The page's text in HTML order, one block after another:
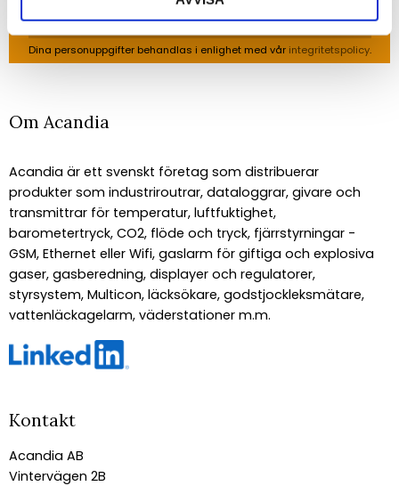
PRENUMERERA
Dina personuppgifter behandlas i enlighet med vår integritetspolicy.
Om Acandia
Acandia är ett svenskt företag som distribuerar
produkter som industriroutrar, dataloggrar, givare och
transmittrar för temperatur, luftfuktighet,
barometertryck, CO2, flöde och tryck, fjärrstyrningar -
GSM, Ethernet eller Wifi, gaslarm för giftiga och explosiva
gaser, gasberedning, displayer och regulatorer,
styrsystem, Multicon, läcksökare, godstjockleksmätare,
vattenläckagelarm, väderstationer m.m.
Kontakt
Acandia AB
Vintervägen 2B